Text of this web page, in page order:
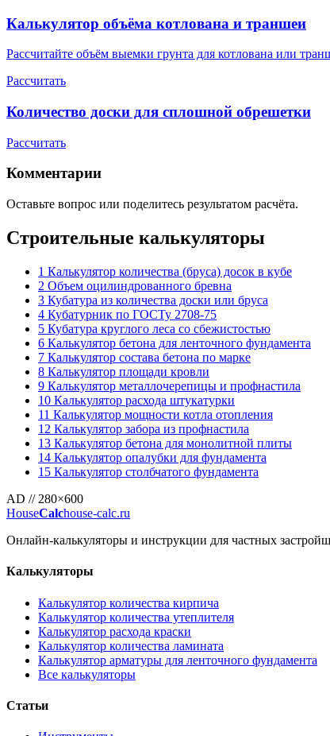
Калькулятор объёма котлована и траншеи
Рассчитайте объём выемки грунта для котлована или
Рассчитать
Количество доски для сплошной обрешетки
Рассчитать
Комментарии
Оставьте вопрос или поделитесь результатом расчёта.
Строительные калькуляторы
1 Калькулятор количества (бруса) досок в кубе
2 Объем оцилиндрованного бревна
3 Кубатура из количества доски или бруса
4 Кубатурник по ГОСТу 2708-75
5 Кубатура круглого леса со сбежистостью
6 Калькулятор бетона для ленточного фундамента
7 Калькулятор состава бетона по марке
8 Калькулятор площади кровли
9 Калькулятор металлочерепицы и профнастила
10 Калькулятор расхода штукатурки
11 Калькулятор мощности котла отопления
12 Калькулятор забора из профнастила
13 Калькулятор бетона для монолитной плиты
14 Калькулятор опалубки для фундамента
15 Калькулятор столбчатого фундамента
AD // 280×600
HouseCalchouse-calc.ru
Онлайн-калькуляторы и инструкции для частных
Калькуляторы
Калькулятор количества кирпича
Калькулятор количества утеплителя
Калькулятор расхода краски
Калькулятор количества ламината
Калькулятор арматуры для ленточного фундамента
Все калькуляторы
Статьи